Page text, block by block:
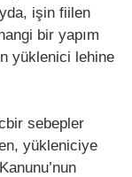
işin fiilen
bir yapım
yüklenici lehine
sebepler
yükleniciye